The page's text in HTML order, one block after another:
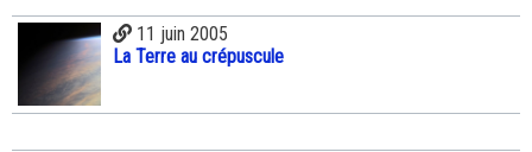
11 juin 2005
La Terre au crépuscule